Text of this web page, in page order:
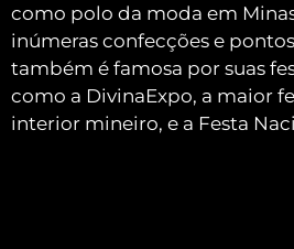
como polo da moda em
inúmeras confecções e
também é famosa por suas
como a DivinaExpo, a maior
interior mineiro, e a Festa